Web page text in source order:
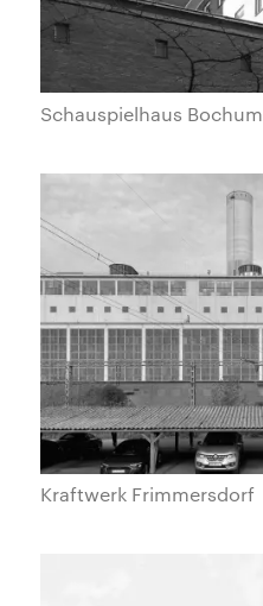
Schauspielhaus Bochum
Kraftwerk Frimmersdorf